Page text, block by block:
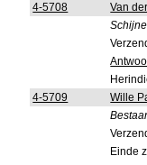
4-5708
Van
4-5709
Wille
Einde